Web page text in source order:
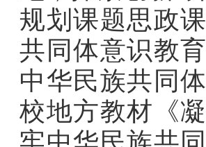
规划课题思政
共同体意识教
中华民族共同
校地方教材《